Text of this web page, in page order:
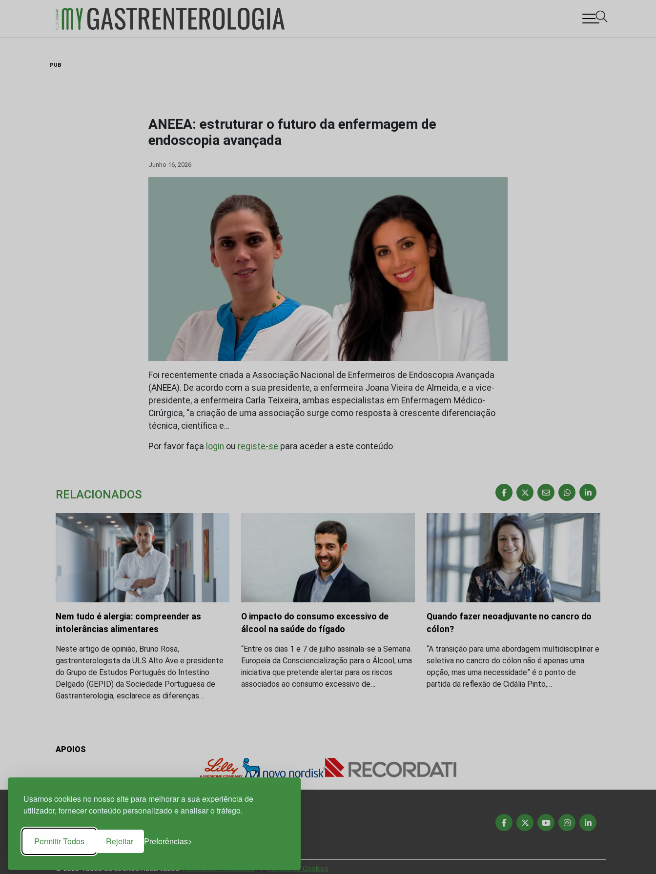
Usamos cookies no nosso site para melhorar a sua experiência de
utilizador, fornecer conteúdo personalizado e analisar o tráfego.
Permitir Todos Rejeitar Preferências
PUB
ANEEA: estruturar o futuro da enfermagem de
endoscopia avançada
Junho 16, 2026
Foi recentemente criada a Associação Nacional de Enfermeiros de Endoscopia Avançada
(ANEEA). De acordo com a sua presidente, a enfermeira Joana Vieira de Almeida, e a vice-
presidente, a enfermeira Carla Teixeira, ambas especialistas em Enfermagem Médico-
Cirúrgica, “a criação de uma associação surge como resposta à crescente diferenciação
técnica, científica e…
Por favor faça login ou registe-se para aceder a este conteúdo
RELACIONADOS
Nem tudo é alergia: compreender as
intolerâncias alimentares
Neste artigo de opinião, Bruno Rosa,
gastrenterologista da ULS Alto Ave e presidente
do Grupo de Estudos Português do Intestino
Delgado (GEPID) da Sociedade Portuguesa de
Gastrenterologia, esclarece as diferenças…
O impacto do consumo excessivo de
álcool na saúde do fígado
“Entre os dias 1 e 7 de julho assinala-se a Semana
Europeia da Consciencialização para o Álcool, uma
iniciativa que pretende alertar para os riscos
associados ao consumo excessivo de…
Quando fazer neoadjuvante no cancro do
cólon?
“A transição para uma abordagem multidisciplinar e
seletiva no cancro do cólon não é apenas uma
opção, mas uma necessidade” é o ponto de
partida da reflexão de Cidália Pinto,…
APOIOS
1800-282 Lisboa | Portugal
21 850 40 65
© 2026 Todos os Direitos Reservados.Política de Privacidade Política de Cookies